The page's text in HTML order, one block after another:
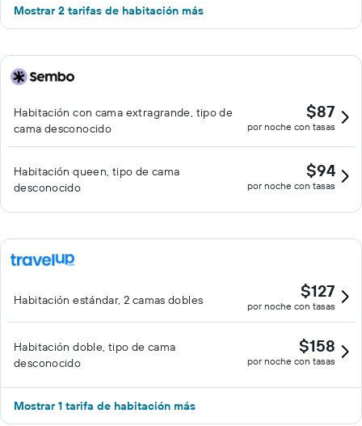
Mostrar 2 tarifas de habitación más
Habitación con cama extragrande, tipo de
cama desconocido
$87
por noche con tasas
Habitación queen, tipo de cama
desconocido
$94
por noche con tasas
Habitación estándar, 2 camas dobles $127
por noche con tasas
Habitación doble, tipo de cama
desconocido
$158
por noche con tasas
Mostrar 1 tarifa de habitación más